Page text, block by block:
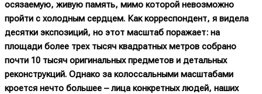
осязаемую, живую память, мимо которой невозможно
пройти с холодным сердцем. Как корреспондент, я видела
десятки экспозиций, но этот масштаб поражает: на
площади более трех тысяч квадратных метров собрано
почти 10 тысяч оригинальных предметов и детальных
реконструкций. Однако за колоссальными масштабами
кроется нечто большее – лица конкретных людей, наших